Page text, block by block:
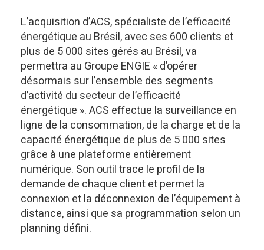
L’acquisition d’ACS, spécialiste de l’efficacité
énergétique au Brésil, avec ses 600 clients et
plus de 5 000 sites gérés au Brésil, va
permettra au Groupe ENGIE « d’opérer
désormais sur l’ensemble des segments
d’activité du secteur de l’efficacité
énergétique ». ACS effectue la surveillance en
ligne de la consommation, de la charge et de la
capacité énergétique de plus de 5 000 sites
grâce à une plateforme entièrement
numérique. Son outil trace le profil de la
demande de chaque client et permet la
connexion et la déconnexion de l’équipement à
distance, ainsi que sa programmation selon un
planning défini.